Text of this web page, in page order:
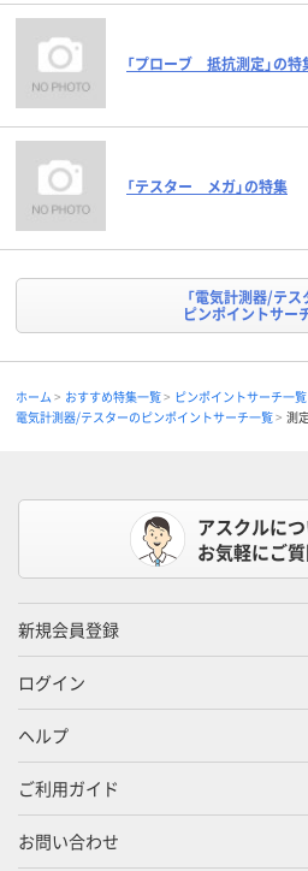
「プローブ 抵抗測定」の特
「テスター メガ」の特集
「電気計測器/テス
ピンポイントサー
ホーム おすすめ特集一覧
ピンポイントサーチ一覧
電気計測器/テスターのピンポイントサーチ一覧
測
アスクルに
お気軽にご質
新規会員登録
ログイン
ヘルプ
ご利用ガイド
お問い合わせ